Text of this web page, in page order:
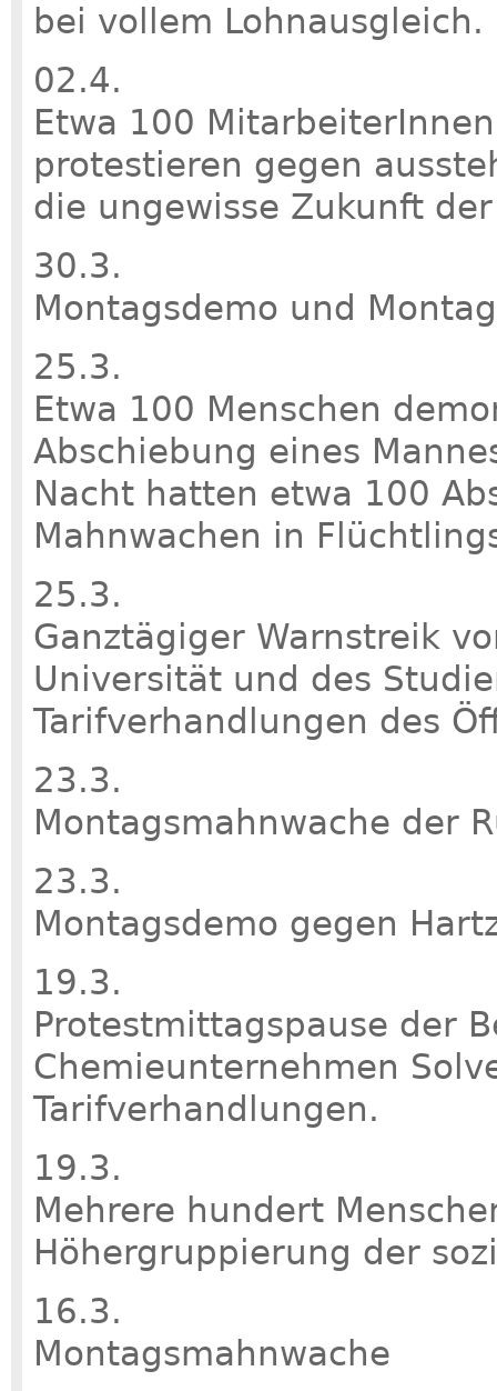
bei vollem Lohnausgleich.
02.4.
Etwa 100
protestieren gegen
die ungewisse Zukunft
30.3.
Montagsdemo und
25.3.
Etwa 100 Menschen
Abschiebung eines
Nacht hatten etwa 100
Mahnwachen in
25.3.
Ganztägiger Warnstreik
Universität und des
Tarifverhandlungen des
23.3.
Montagsmahnwache der
23.3.
Montagsdemo gegen
19.3.
Protestmittagspause der
Chemieunternehmen
Tarifverhandlungen.
19.3.
Mehrere hundert
Höhergruppierung der
16.3.
Montagsmahnwache